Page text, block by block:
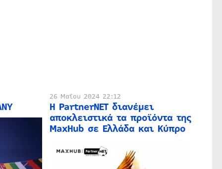
26 Μαΐου 2024 22:12
Η PartnerNET διανέμει
αποκλειστικά τα προϊόντα της
MaxHub σε Ελλάδα και Κύπρο